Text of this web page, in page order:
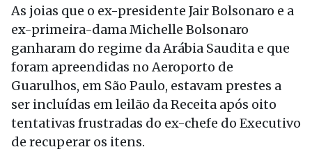
As joias que o ex-presidente Jair Bolsonaro e a
ex-primeira-dama Michelle Bolsonaro
ganharam do regime da Arábia Saudita e que
foram apreendidas no Aeroporto de
Guarulhos, em São Paulo, estavam prestes a
ser incluídas em leilão da Receita após oito
tentativas frustradas do ex-chefe do Executivo
de recuperar os itens.